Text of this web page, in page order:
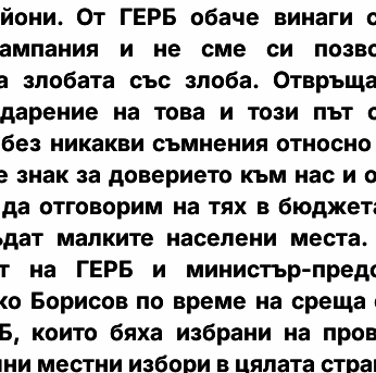
От ГЕРБ обаче винаги
и не сме си
злобата със злоба.
на това и този път
никакви съмнения относно
знак за доверието към нас и
отговорим на тях в
малките населени места.
на ГЕРБ и министър-
Борисов по време на среща
които бяха избрани на
местни избори в цялата